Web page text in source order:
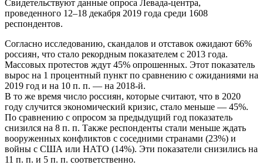
Свидетельствуют данные опроса Левада-центра,
проведенного 12–18 декабря 2019 года среди 1608
респондентов.
Согласно исследованию, скандалов и отставок ожидают 66%
россиян, что стало рекордным показателем с 2013 года.
Массовых протестов ждут 45% опрошенных. Этот показатель
вырос на 1 процентный пункт по сравнению с ожиданиями на
2019 год и на 10 п. п. — на 2018-й.
В то же время число россиян, которые считают, что в 2020
году случится экономический кризис, стало меньше — 45%.
По сравнению с опросом за предыдущий год показатель
снизился на 8 п. п. Также респонденты стали меньше ждать
вооруженных конфликтов с соседними странами (23%) и
войны с США или НАТО (14%). Эти показатели снизились на
11 п. п. и 5 п. п. соответственно.